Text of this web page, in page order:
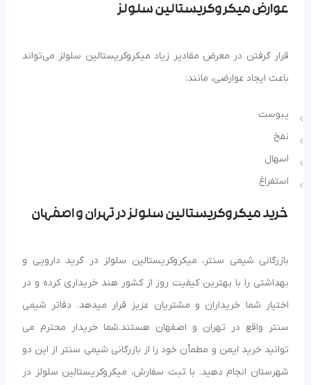
عوارض میکروکریستالین سلولز
قرار گرفتن در معرض مقادیر زیاد میکروکریستالین سلولز می‌تواند
باعث ایجاد عوارضی، مانند:
یبوست
نفخ
اسهال
استفراغ
خرید میکروکریستالین سلولز در تهران و اصفهان
بازرگانی شیمی سنتر، میکروکریستالین سلولز در گرید دارویی و
بهداشتی را با بهترین کیفیت روز از کشور هند خریداری کرده و در
اختیار شما خریداران و مشتریان عزیز قرار میدهد. دفاتر شیمی
سنتر واقع در تهران و اصفهان هستند.شما خریدار محترم می
توانید خرید ایمن و مطمأن خود را از بازرگانی شیمی سنتر از این دو
شهرستان انجام دهید. با ثبت سفارش، میکروکریستالین سلولز در